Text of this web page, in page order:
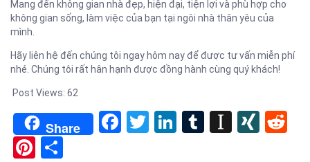
Mang đến không gian nhà đẹp, hiện đại, tiện lợi và phù hợp cho
không gian sống, làm việc của bạn tại ngôi nhà thân yêu của
mình.
Hãy liên hệ đến chúng tôi ngay hôm nay để được tư vấn miễn phí
nhé. Chúng tôi rất hân hạnh được đồng hành cùng quý khách!
Post Views: 62
Share Facebook
TwitterLinkedIn
Tumblr
Pinterest